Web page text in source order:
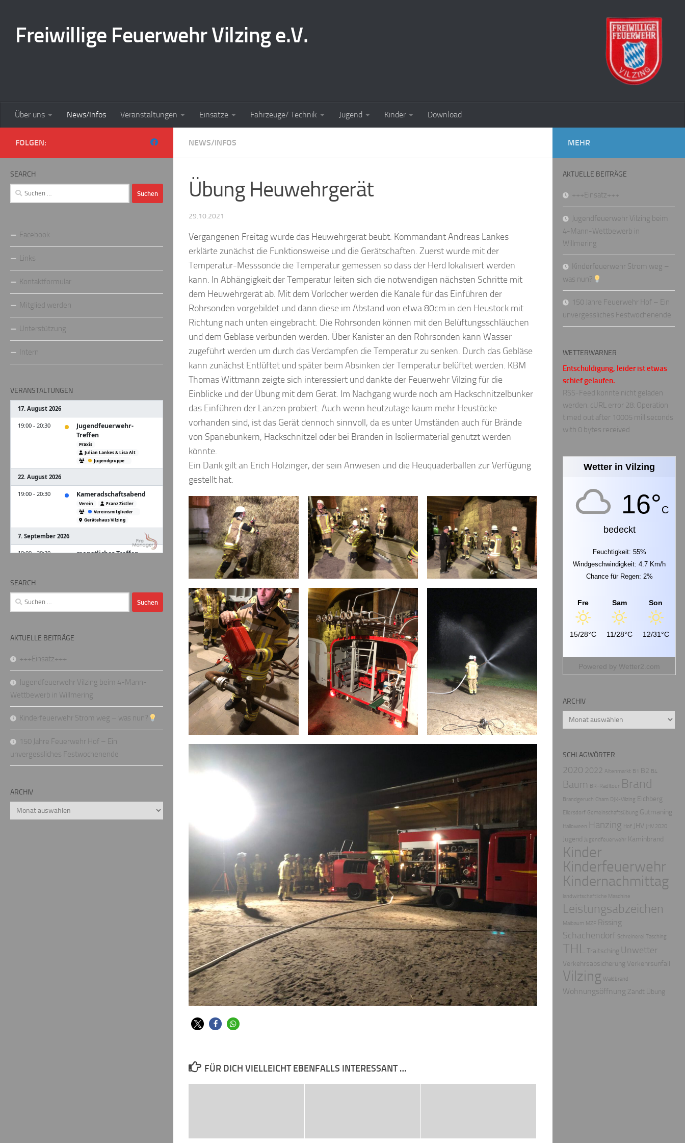
Freiwillige Feuerwehr Vilzing e.V.
Über uns News/Infos Veranstaltungen Einsätze Fahrzeuge/ Technik Jugend Kinder Download
NEWS/INFOS
Übung Heuwehrgerät
29.10.2021
Vergangenen Freitag wurde das Heuwehrgerät beübt. Kommandant Andreas Lankes
erklärte zunächst die Funktionsweise und die Gerätschaften. Zuerst wurde mit der
Temperatur-Messsonde die Temperatur gemessen so dass der Herd lokalisiert werden
kann. In Abhängigkeit der Temperatur leiten sich die notwendigen nächsten Schritte mit
dem Heuwehrgerät ab. Mit dem Vorlocher werden die Kanäle für das Einführen der
Rohrsonden vorgebildet und dann diese im Abstand von etwa 80cm in den Heustock mit
Richtung nach unten eingebracht. Die Rohrsonden können mit den Belüftungsschläuchen
und dem Gebläse verbunden werden. Über Kanister an den Rohrsonden kann Wasser
zugeführt werden um durch das Verdampfen die Temperatur zu senken. Durch das Gebläse
kann zunächst Entlüftet und später beim Absinken der Temperatur belüftet werden. KBM
Thomas Wittmann zeigte sich interessiert und dankte der Feuerwehr Vilzing für die
Einblicke und der Übung mit dem Gerät. Im Nachgang wurde noch am Hackschnitzelbunker
das Einführen der Lanzen probiert. Auch wenn heutzutage kaum mehr Heustöcke
vorhanden sind, ist das Gerät dennoch sinnvoll, da es unter Umständen auch für Brände
von Spänebunkern, Hackschnitzel oder bei Bränden in Isoliermaterial genutzt werden
könnte.
Ein Dank gilt an Erich Holzinger, der sein Anwesen und die Heuquaderballen zur Verfügung
gestellt hat.
FÜR DICH VIELLEICHT EBENFALLS INTERESSANT …
FOLGEN:
SEARCH
Suchen
nach:
Facebook
Links
Kontaktformular
Mitglied werden
Unterstützung
Intern
VERANSTALTUNGEN
SEARCH
Suchen
nach:
AKTUELLE BEITRÄGE
+++Einsatz+++
Jugendfeuerwehr Vilzing beim 4-Mann-
Wettbewerb in Willmering
Kinderfeuerwehr Strom weg – was nun?
150 Jahre Feuerwehr Hof – Ein
unvergessliches Festwochenende
ARCHIV
Archiv
MEHR
AKTUELLE BEITRÄGE
+++Einsatz+++
Jugendfeuerwehr Vilzing beim
4-Mann-Wettbewerb in
Willmering
Kinderfeuerwehr Strom weg –
was nun?
150 Jahre Feuerwehr Hof – Ein
unvergessliches Festwochenende
WETTERWARNER
Entschuldigung, leider ist etwas
schief gelaufen.
RSS-Feed konnte nicht geladen
werden: cURL error 28: Operation
timed out after 10005 milliseconds
with 0 bytes received
Wetter in Vilzing
16°C
bedeckt
Feuchtigkeit: 55%
Windgeschwindigkeit: 4.7 Km/h
Chance für Regen: 2%
Fre
15/28°C
Sam
11/28°C
Son
12/31°C
Powered by Wetter2.com
ARCHIV
Archiv
SCHLAGWÖRTER
2020 2022 Altenmarkt B1 B2 B4
Baum BR-Radltour Brand
Brandgeruch Cham DJK-Vilzing Eichberg
Ellersdorf Gemeinschaftsübung Gutmaning
Halloween Hanzing Hof JHV JHV 2020
Jugend Jugendfeuerwehr Kaminbrand
Kinder
Kinderfeuerwehr
Kindernachmittag
landwirtschaftliche Maschine
Leistungsabzeichen
Maibaum MZF Rissing
Schachendorf Schreinerei Tasching
THLTraitsching Unwetter
Verkehrsabsicherung Verkehrsunfall
Vilzing Waldbrand
Wohnungsöffnung Zandt Übung